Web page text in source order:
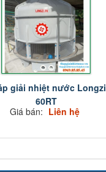
giải nhiệt nước Longzi
60RT
Giá bán: Liên hệ